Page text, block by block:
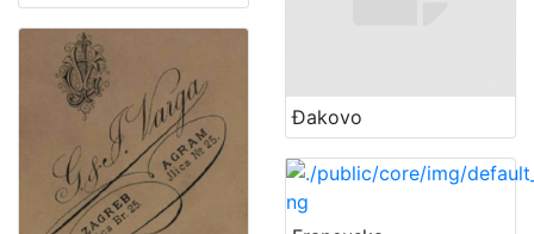
Đakovo